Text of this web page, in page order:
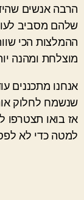
הרבה אנשים
שלהם מסביב
ההמלצות הכי
מוצלחת ומהנה
אנחנו מתכננים
שנשמח לחלוק
אז בואו
למטה כדי לא